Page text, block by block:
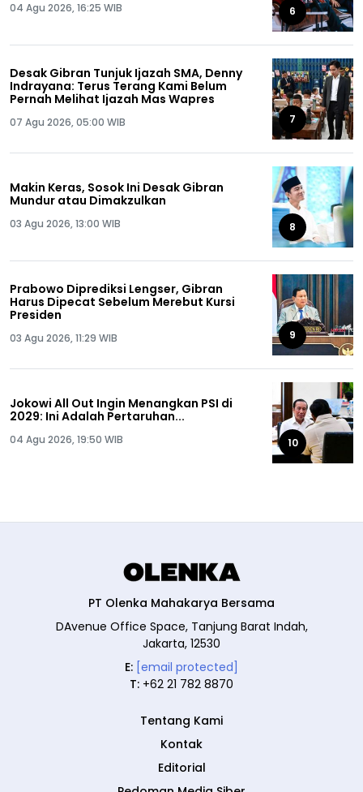
04 Agu 2026, 16:25 WIB 6
Desak Gibran Tunjuk Ijazah SMA, Denny
Indrayana: Terus Terang Kami Belum
Pernah Melihat Ijazah Mas Wapres
07 Agu 2026, 05:00 WIB 7
Makin Keras, Sosok Ini Desak Gibran
Mundur atau Dimakzulkan
03 Agu 2026, 13:00 WIB 8
Prabowo Diprediksi Lengser, Gibran
Harus Dipecat Sebelum Merebut Kursi
Presiden
03 Agu 2026, 11:29 WIB 9
Jokowi All Out Ingin Menangkan PSI di
2029: Ini Adalah Pertaruhan...
04 Agu 2026, 19:50 WIB 10
PT Olenka Mahakarya Bersama
DAvenue Office Space, Tanjung Barat Indah,
Jakarta, 12530
E: [email protected]
T: +62 21 782 8870
Tentang Kami
Kontak
Editorial